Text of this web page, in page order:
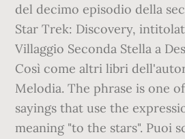
del decimo episodio della
Star Trek: Discovery,
Villaggio Seconda Stella a
Così come altri libri
Melodia. The phrase is one
sayings that use the
meaning "to the stars". Puoi